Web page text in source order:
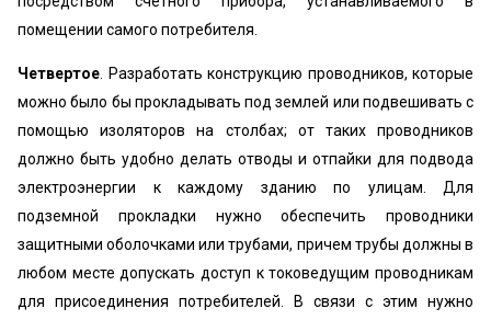
помещении самого потребителя.
Четвертое . Разработать конструкцию проводников, которые
можно было бы прокладывать под землей или подвешивать с
помощью изоляторов на столбах; от таких проводников
должно быть удобно делать отводы и отпайки для подвода
электроэнергии к каждому зданию по улицам. Для
подземной прокладки нужно обеспечить проводники
защитными оболочками или трубами, причем трубы должны в
любом месте допускать доступ к токоведущим проводникам
для присоединения потребителей. В связи с этим нужно